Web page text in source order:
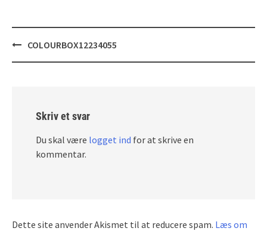
PostCOLOURBOX12234055
Skriv et svar
Du skal være logget ind for at skrive en
kommentar.
Dette site anvender Akismet til at reducere spam. Læs om